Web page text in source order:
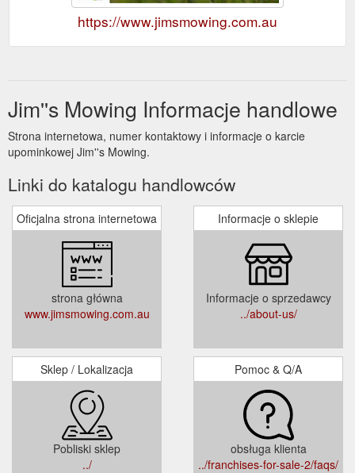
https://www.jimsmowing.com.au
Jim''s Mowing Informacje handlowe
Strona internetowa, numer kontaktowy i informacje o karcie
upominkowej Jim''s Mowing.
Linki do katalogu handlowców
Oficjalna strona internetowa
strona główna
www.jimsmowing.com.au
Informacje o sklepie
Informacje o sprzedawcy
../about-us/
Sklep / Lokalizacja
Pobliski sklep
../
Pomoc & Q/A
obsługa klienta
../franchises-for-sale-2/faqs/